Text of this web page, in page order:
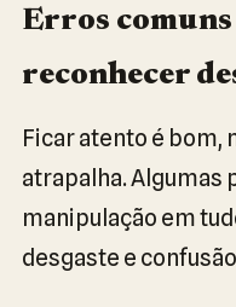
Erros
reconhecer
Ficar atento é bom,
atrapalha. Algumas
manipulação em
desgaste e